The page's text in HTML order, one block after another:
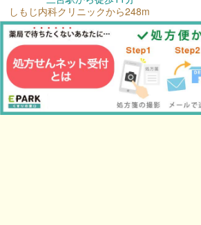
しもじ内科クリニックから248m